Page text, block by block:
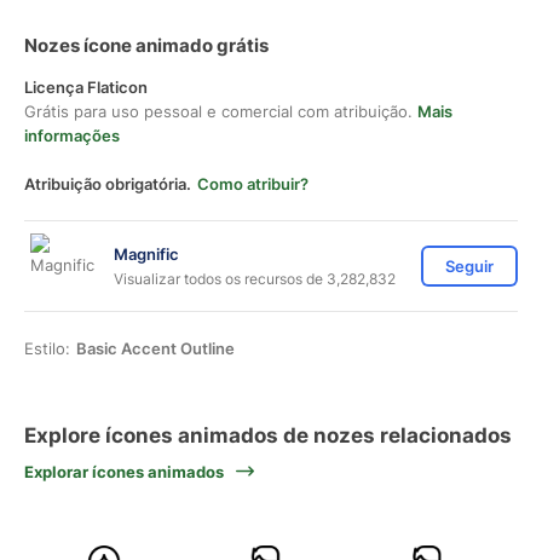
Nozes ícone animado grátis
Licença Flaticon
Grátis para uso pessoal e comercial com atribuição. Mais
informações
Atribuição obrigatória. Como atribuir?
Magnific
Visualizar todos os recursos de 3,282,832
Seguir
Estilo: Basic Accent Outline
Explore ícones animados de nozes relacionados
Explorar ícones animados